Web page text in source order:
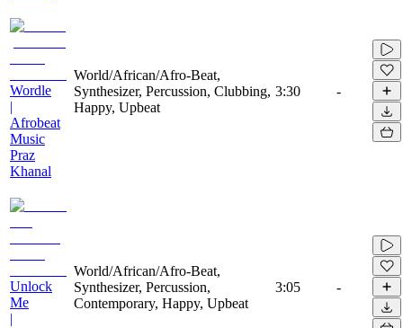
Wordle
|
Afrobeat
Music
Praz
Khanal
World/African/Afro-Beat,
Synthesizer, Percussion, Clubbing,
Happy, Upbeat
3:30 -
Unlock
Me
|
World/African/Afro-Beat,
Synthesizer, Percussion,
Contemporary, Happy, Upbeat
3:05 -